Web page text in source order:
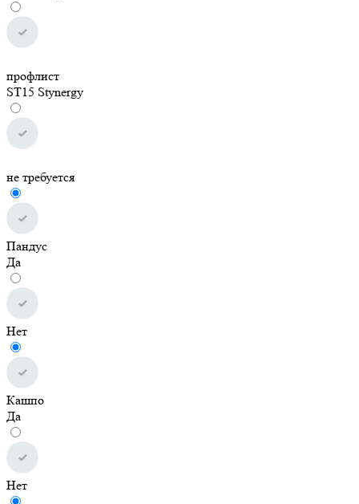
профлист
ST15 Stynergy
не требуется
Пандус
Да
Нет
Кашпо
Да
Нет